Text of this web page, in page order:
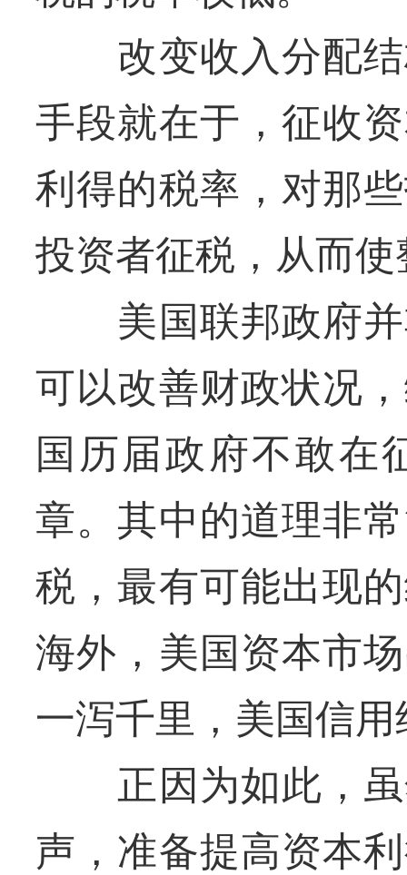
改变收入分配结
手段就在于，征收
利得的税率，对那
投资者征税，从而
美国联邦政府并
可以改善财政状况
国历届政府不敢在
章。其中的道理非
税，最有可能出现
海外，美国资本市
一泻千里，美国信
正因为如此，虽
声，准备提高资本